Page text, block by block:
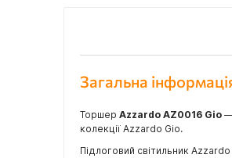
Загальна
Торшер Azzardo AZ0016 Gio —
колекції Azzardo Gio.
Підлоговий світильник